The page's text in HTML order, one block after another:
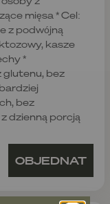
mięsa * Cel:
z podwójną
kasze
*
glutenu, bez
bez
dzienną porcją
OBJEDNAT